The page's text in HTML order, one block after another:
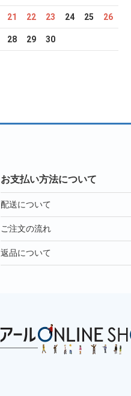
21 22 23 24 25 26
28 29 30
お支払い方法について
配送について
ご注文の流れ
返品について